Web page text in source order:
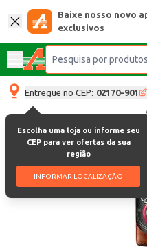
Baixe nosso novo
exclusivos
Entregue no CEP: 02170-901
Escolha uma loja ou informe seu
CEP para ver ofertas da sua
região
INFORMAR LOCALIZAÇÃO